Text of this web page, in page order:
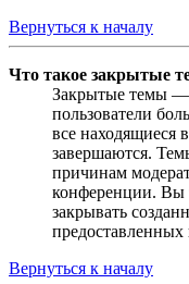
Вернуться к началу
Что такое закрытые
Закрытые темы —
пользователи
все находящиеся
завершаются.
причинам
конференции. Вы
закрывать
Вернуться к началу